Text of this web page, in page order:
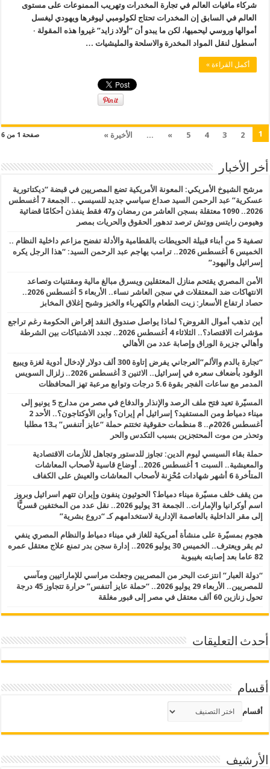
شركاء مافيات العالم في تجارة المخدرات وتهريب الممنوعات على مستوى
العالم في السابق إن المخدرات تحتاج لكولومبي ليوفرها ويهودي ليغسل
أموالها وروسي ليحميها، لكن ما يبدو أن “أولاد زايد” غيروا هذه المقولة ·
أسطول لنقل المواد المخدرة والاسلحة والمليشيات …
أكمل القراءة »
صفحة 1 من 6 1
2
3
4
5
»
... الأخيرة »
أخر الأخبار
مرشح الشيوخ الأمريكي: المعونة الأمريكية تضع المصريين في قبضة “ديكتاتورية
عسكرية” عبد الرحمن السيد صداع سياسي جديد للسيسي .. الجمعة 7 أغسطس
2026.. 1090 معتقلة بسجن العاشر من رمضان و47 فقط ينفذن أحكامًا قضائية
وهيومن رايتس ووتش ترصد تدهور الحقوق والحريات بمصر
تصفية 5 من أبناء قبيلة الحويطات بالقطامية والأدلة تفضح مزاعم داخلية النظام ..
الخميس 6 أغسطس 2026.. ترامب يهاجم عبد الرحمن السيد: “هذا الرجل يكره
إسرائيل واليهود”
الأمن المصري يقتحم منازل المعتقلين ويسرق مبالغ مالية ومقتنيات وتصاعد
الانتهاكات ضد المعتقلات في سجن العاشر نساء.. الأربعاء 5 أغسطس 2026..
حصاد ارتفاع الأسعار: زيت الطعام والكهرباء والخبز وشبح إغلاق المخابز
أين تذهب أموال القروض؟ لماذا يواصل صندوق النقد إقراض الحكومة رغم تراجع
مؤشرات الاقتصاد؟.. الثلاثاء 4 أغسطس 2026.. تجدد الاشتباكات بين الشرطة
وأهالي جزيرة الوراق وإصابة عدد من الأهالي
“تجارة بالدم والألم”العرجاني يفرض إتاوة 300 ألف دولار لإدخال أدوية لغزة ويبيع
الوقود بأضعاف سعره في إسرائيل.. الاثنين 3 أغسطس 2026.. زلزال السويس
المدمر مع ساعات الفجر بقوة 5.6 درجات وتوابع مرعبة تهز المحافظات
المسيّرة تعيد فتح ملف الرصد والإنذار والدفاع في مصر من مدارج 5 يونيو إلى
ميناء دمياط ومن المستفيد؟ إسرائيل أم إيران؟ وأين الأوكتاجون؟.. الأحد 2
أغسطس 2026م.. 8 منظمات حقوقية تختتم حملة “عايز أتنفس” بـ13 مطلبا
وتحذر من موت المحتجزين بسبب التكدس والحر
حملة بقاء السيسي ليوم الدين: تجاوز للدستور وتجاهل للأزمات الاقتصادية
والمعيشية.. السبت 1 أغسطس 2026.. أوضاع قاسية لأصحاب المعاشات
المتأخرة 6 أشهر شهادات مُحْزِنة لأصحاب المعاشات والعيش على الكفاف
من يقف خلف مسيّرة ميناء دمياط؟ الحوثيون ينفون وإيران تتهم اسرائيل وبروز
اسم أوكرانيا والإمارات.. الجمعة 31 يوليو 2026.. نقل عدد من المختفين قسريًّا
إلى مقر الداخلية بالعاصمة الإدارية لاستخدامهم كـ “دروع بشرية”
هجوم بمسيّرة على منشأة أمريكية للغاز في ميناء دمياط والنظام المصري ينفي
ثم يقر ويعترف.. الخميس 30 يوليو 2026.. إدارة سجن بدر تمنع علاج معتقل عمره
82 عاما بعد إصابته بغيبوبة
“دولة العبار” انتزعت البحر من المصريين وجعلت مراسي للإماراتيين ومآسي
للمصريين.. الأربعاء 29 يوليو 2026.. “حملة عايز أتنفس” حرارة تتجاوز 45 درجة
تحول زنازين 60 ألف معتقل في مصر إلى قبور مغلقة
أحدث التعليقات
أقسام
أقسام
الأرشيف